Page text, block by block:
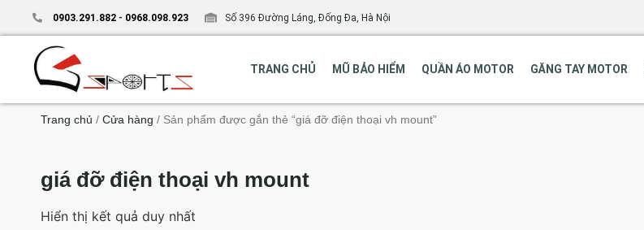
0903.291.882 - 0968.098.923 Số 396 Đường Láng, Đống Đa, Hà Nội
TRANG CHỦ MŨ BẢO HIỂM QUẦN ÁO MOTOR GĂNG TAY MOTOR
Trang chủ / Cửa hàng / Sản phẩm được gắn thẻ “giá đỡ điện thoại vh mount”
giá đỡ điện thoại vh mount
Hiển thị kết quả duy nhất